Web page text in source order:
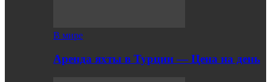
В мире
Аренда яхты в Турции — Цена на день